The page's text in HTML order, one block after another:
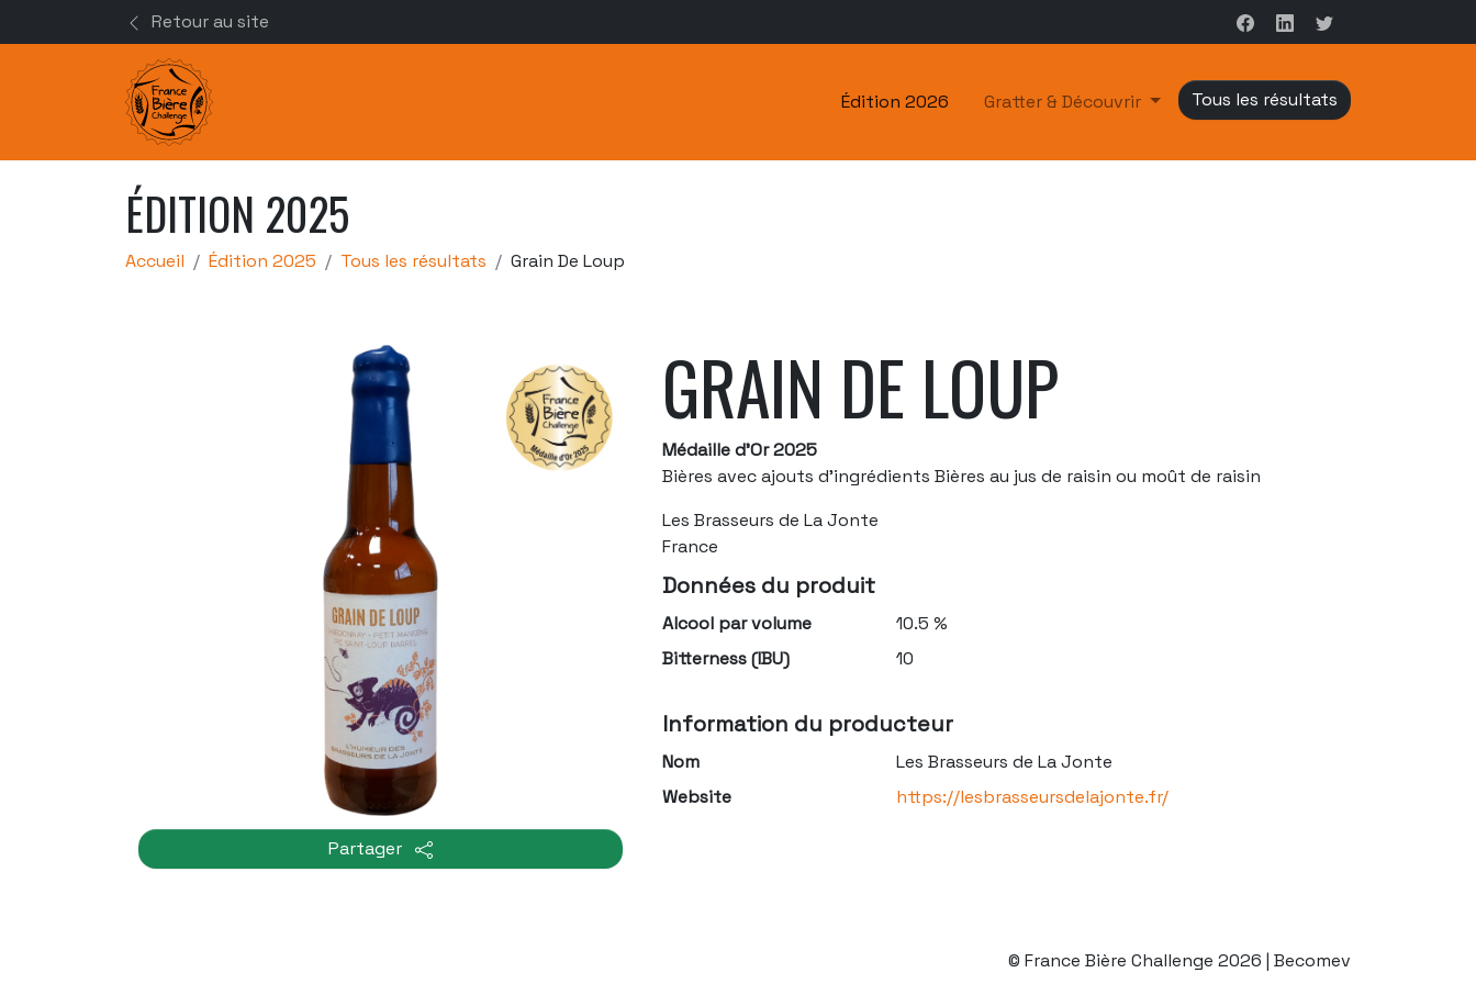
Retour au site
Édition 2026 Gratter & Découvrir Tous les résultats
ÉDITION 2025
Accueil Édition 2025 Tous les résultats Grain De Loup
Partager
GRAIN DE LOUP
Médaille d'Or 2025
Bières avec ajouts d'ingrédients Bières au jus de raisin ou moût de raisin
Les Brasseurs de La Jonte
France
Données du produit
Alcool par volume
10.5 %
Bitterness (IBU)
10
Information du producteur
Nom
Les Brasseurs de La Jonte
Website
https://lesbrasseursdelajonte.fr/
© France Bière Challenge 2026 | Becomev